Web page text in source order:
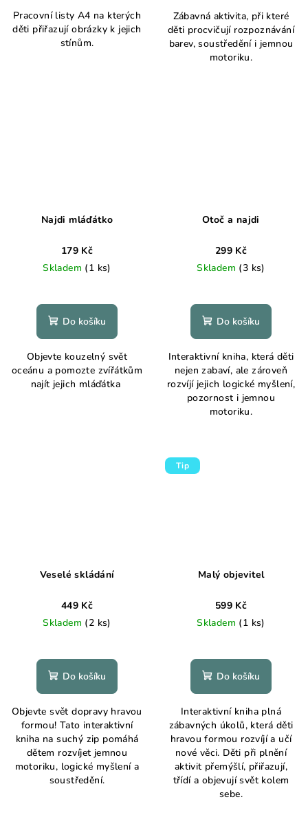
Pracovní listy A4 na kterých
děti přiřazují obrázky k jejich
stínům.
Zábavná aktivita, při které
děti procvičují rozpoznávání
barev, soustředění i jemnou
motoriku.
Najdi mláďátko
179 Kč
Skladem (1 ks)
Do košíku
Objevte kouzelný svět
oceánu a pomozte zvířátkům
najít jejich mláďátka
Otoč a najdi
299 Kč
Skladem (3 ks)
Do košíku
Interaktivní kniha, která děti
nejen zabaví, ale zároveň
rozvíjí jejich logické myšlení,
pozornost i jemnou
motoriku.
Veselé skládání
449 Kč
Skladem (2 ks)
Do košíku
Objevte svět dopravy hravou
formou! Tato interaktivní
kniha na suchý zip pomáhá
dětem rozvíjet jemnou
motoriku, logické myšlení a
soustředění.
Tip
Malý objevitel
599 Kč
Skladem (1 ks)
Do košíku
Interaktivní kniha plná
zábavných úkolů, která děti
hravou formou rozvíjí a učí
nové věci. Děti při plnění
aktivit přemýšlí, přiřazují,
třídí a objevují svět kolem
sebe.